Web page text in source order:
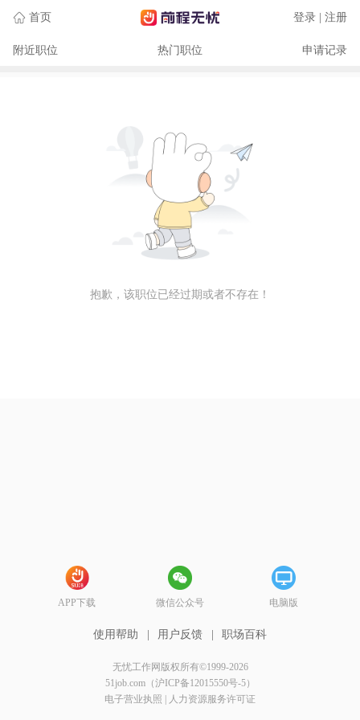
首页 登录 | 注册
附近职位 热门职位 申请记录
抱歉，该职位已经过期或者不存在！
APP下载 微信公众号 电脑版
使用帮助 用户反馈 职场百科
无忧工作网版权所有©1999-2026
51job.com（沪ICP备12015550号-5）
电子营业执照
人力资源服务许可证